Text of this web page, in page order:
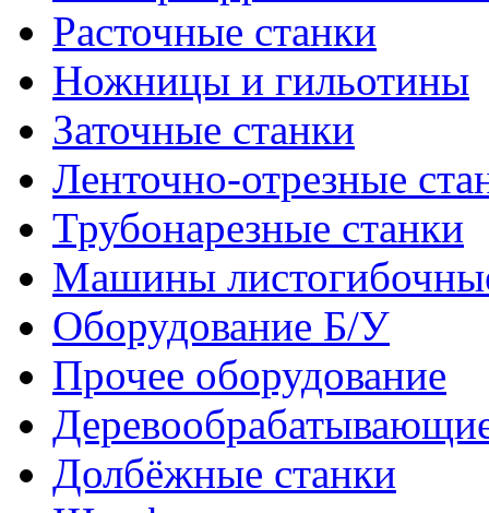
Расточные станки
Ножницы и гильотины
Заточные станки
Ленточно-отрезные
Трубонарезные станки
Машины
Оборудование Б/У
Прочее оборудование
Долбёжные станки